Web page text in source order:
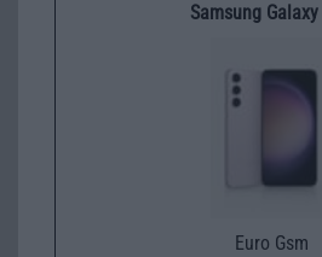
Samsung
Euro Gsm